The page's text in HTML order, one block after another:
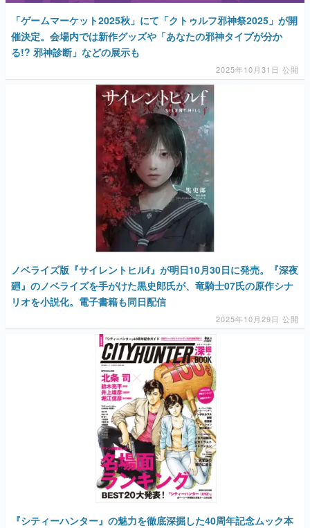
「ゲームマーケット2025秋」にて「クトゥルフ邪神祭2025」が開
催決定。会場内では新作グッズや「あなたの邪神タイプが分か
る!? 邪神診断」などの展示も
2025年10月31日 公開
ノベライズ版『サイレントヒルf』が明日10月30日に発売。『深夜
廻』のノベライズを手がけた黒史郎氏が、竜騎士07氏の原作シナ
リオを小説化。電子書籍も同日配信
2025年10月29日 公開
『シティーハンター』の魅力を徹底深掘した40周年記念ムック本